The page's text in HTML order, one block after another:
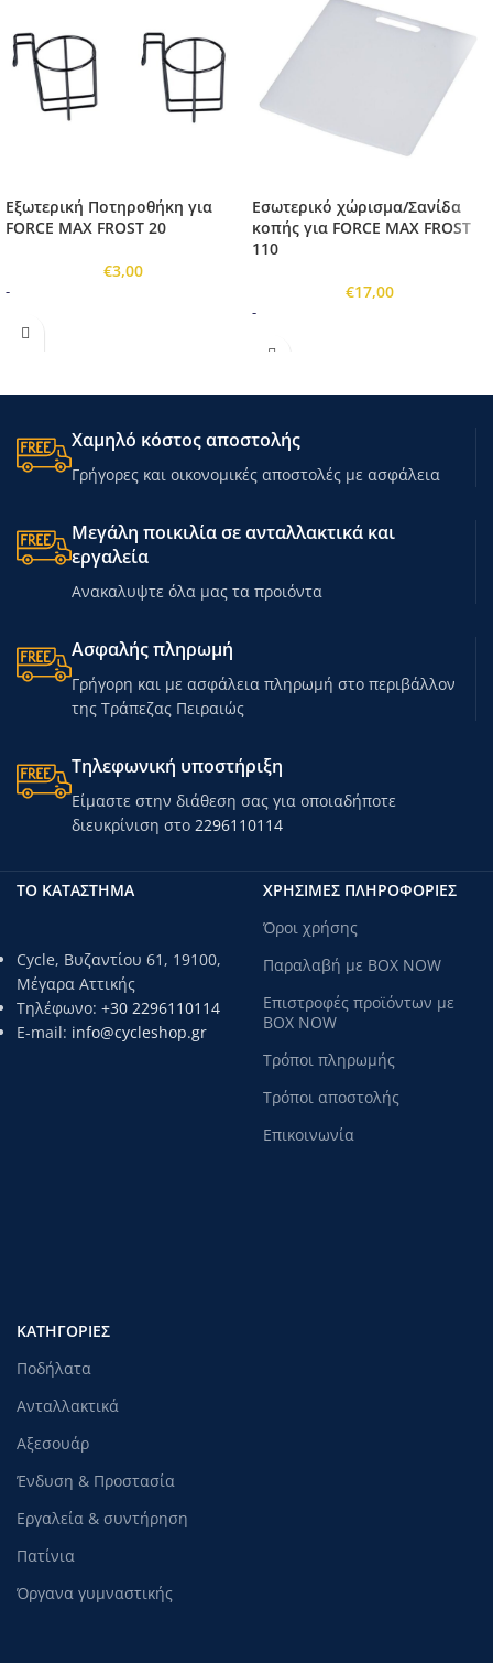
Εξωτερική Ποτηροθήκη για
FORCE MAX FROST 20
€3,00
-
Εσωτερικό χώρισμα/Σανίδα
κοπής για FORCE MAX FROST
110
€17,00
-
Χαμηλό κόστος αποστολής
Γρήγορες και οικονομικές αποστολές με ασφάλεια
Μεγάλη ποικιλία σε ανταλλακτικά και
εργαλεία
Ανακαλυψτε όλα μας τα προιόντα
Ασφαλής πληρωμή
Γρήγορη και με ασφάλεια πληρωμή στο περιβάλλον
της Τράπεζας Πειραιώς
Τηλεφωνική υποστήριξη
Είμαστε στην διάθεση σας για οποιαδήποτε
διευκρίνιση στο 2296110114
ΤΟ ΚΑΤΑΣΤΗΜΑ
Cycle, Βυζαντίου 61, 19100,
Μέγαρα Αττικής
Τηλέφωνο: +30 2296110114
E-mail: info@cycleshop.gr
ΧΡΗΣΙΜΕΣ ΠΛΗΡΟΦΟΡΙΕΣ
Όροι χρήσης
Παραλαβή με BOX NOW
Επιστροφές προϊόντων με
BOX NOW
Τρόποι πληρωμής
Τρόποι αποστολής
Επικοινωνία
ΚΑΤΗΓΟΡΊΕΣ
Ποδήλατα
Ανταλλακτικά
Αξεσουάρ
Ένδυση & Προστασία
Εργαλεία & συντήρηση
Πατίνια
Όργανα γυμναστικής